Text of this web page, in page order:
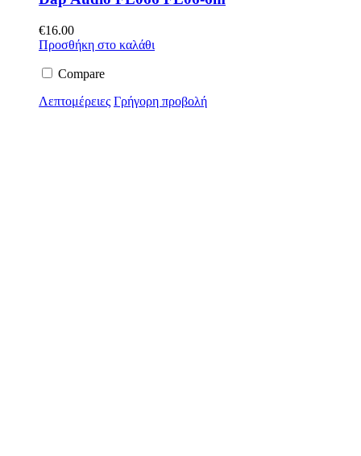
€16.00
Προσθήκη στο καλάθι
Compare
Λεπτομέρειες Γρήγορη προβολή